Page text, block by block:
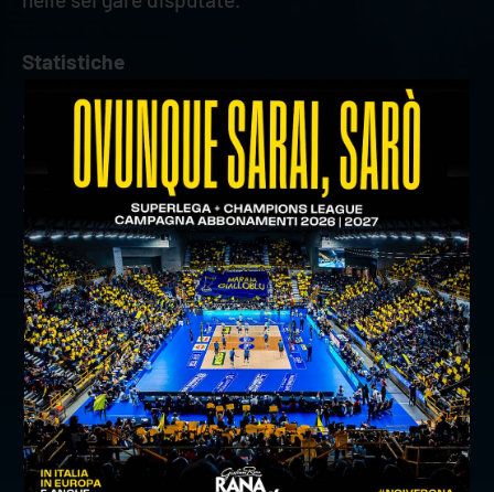
Statistiche
343 punti totali; 125 break point
464 battute, 39 ace, 87 errori, 1,86 ace per set
400 ricezioni, 39 errori, 194 negative, 67 perfette,
16,7% perfetta
546 attacchi, 44 errori, 40 murati, 260 vincenti,
47,6% attacchi vincenti
44 muri; 2,10 muri per set
precedente:simeoni arti grafiche diventa official partner
di verona volley
successivo:match analysis: cucine lube civitanova - withu
verona in numeri